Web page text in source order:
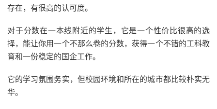
存在，有很高的认可度。
对于分数在一本线附近的学生，它是一个性价比很高的选
择，能让你用一个不那么卷的分数，获得一个不错的工科教
育和一份稳定的国企工作。
它的学习氛围务实，但校园环境和所在的城市都比较朴实无
华。